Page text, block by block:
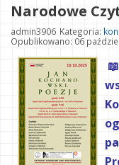
Narodowe
admin3906 Kategoria:
Opublikowano: 06